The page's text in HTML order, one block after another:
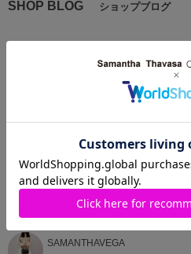
SHOP BLOG ショップブログ
tweed accent ribbon bag
SAMANTHAVEGA